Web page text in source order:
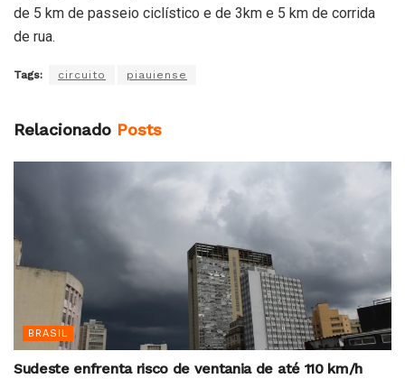
de 5 km de passeio ciclístico e de 3km e 5 km de corrida
de rua.
Tags: circuito piauiense
Relacionado Posts
BRASIL
Sudeste enfrenta risco de ventania de até 110 km/h